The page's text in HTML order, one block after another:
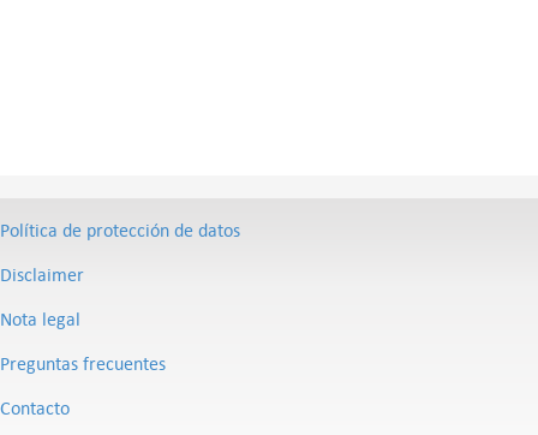
Política de protección de datos
Disclaimer
Nota legal
Preguntas frecuentes
Contacto